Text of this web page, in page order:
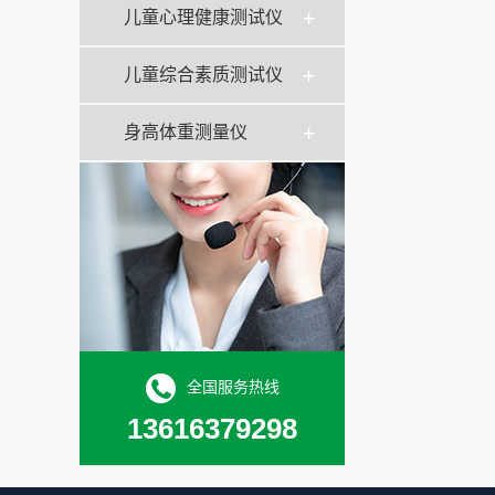
儿童心理健康测试仪
儿童综合素质测试仪
身高体重测量仪
全国服务热线
13616379298